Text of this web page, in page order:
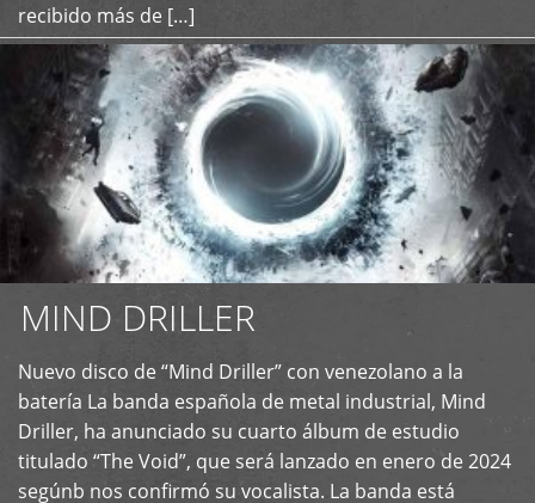
recibido más de […]
MIND DRILLER
Nuevo disco de “Mind Driller” con venezolano a la
batería La banda española de metal industrial, Mind
Driller, ha anunciado su cuarto álbum de estudio
titulado “The Void”, que será lanzado en enero de 2024
segúnb nos confirmó su vocalista. La banda está
+